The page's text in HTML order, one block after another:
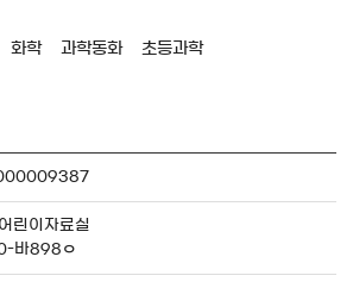
화학 과학동화 초등과학
린이자료실
바898ㅇ